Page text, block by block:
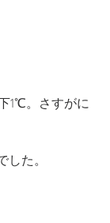
1℃。さすがに
た。